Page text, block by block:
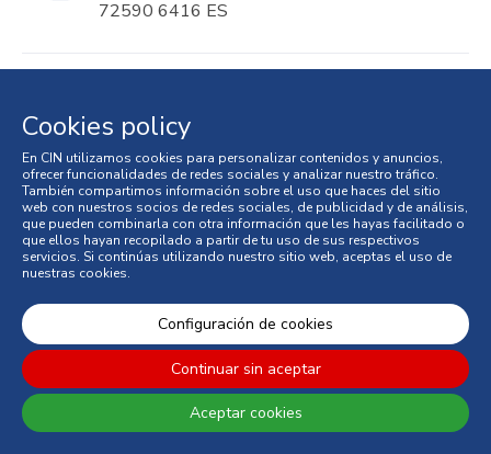
72590 6416 ES
72590 6505 ES
Ficha de datos de seguridad de materiales
72590 6L15 ES
Ficha de datos de seguridad de materiales
72590 6L17 ES
Cookies policy
En CIN utilizamos cookies para personalizar contenidos y anuncios,
ofrecer funcionalidades de redes sociales y analizar nuestro tráfico.
También compartimos información sobre el uso que haces del sitio
web con nuestros socios de redes sociales, de publicidad y de análisis,
que pueden combinarla con otra información que les hayas facilitado o
que ellos hayan recopilado a partir de tu uso de sus respectivos
servicios. Si continúas utilizando nuestro sitio web, aceptas el uso de
nuestras cookies.
Configuración de cookies
Continuar sin aceptar
Aceptar cookies